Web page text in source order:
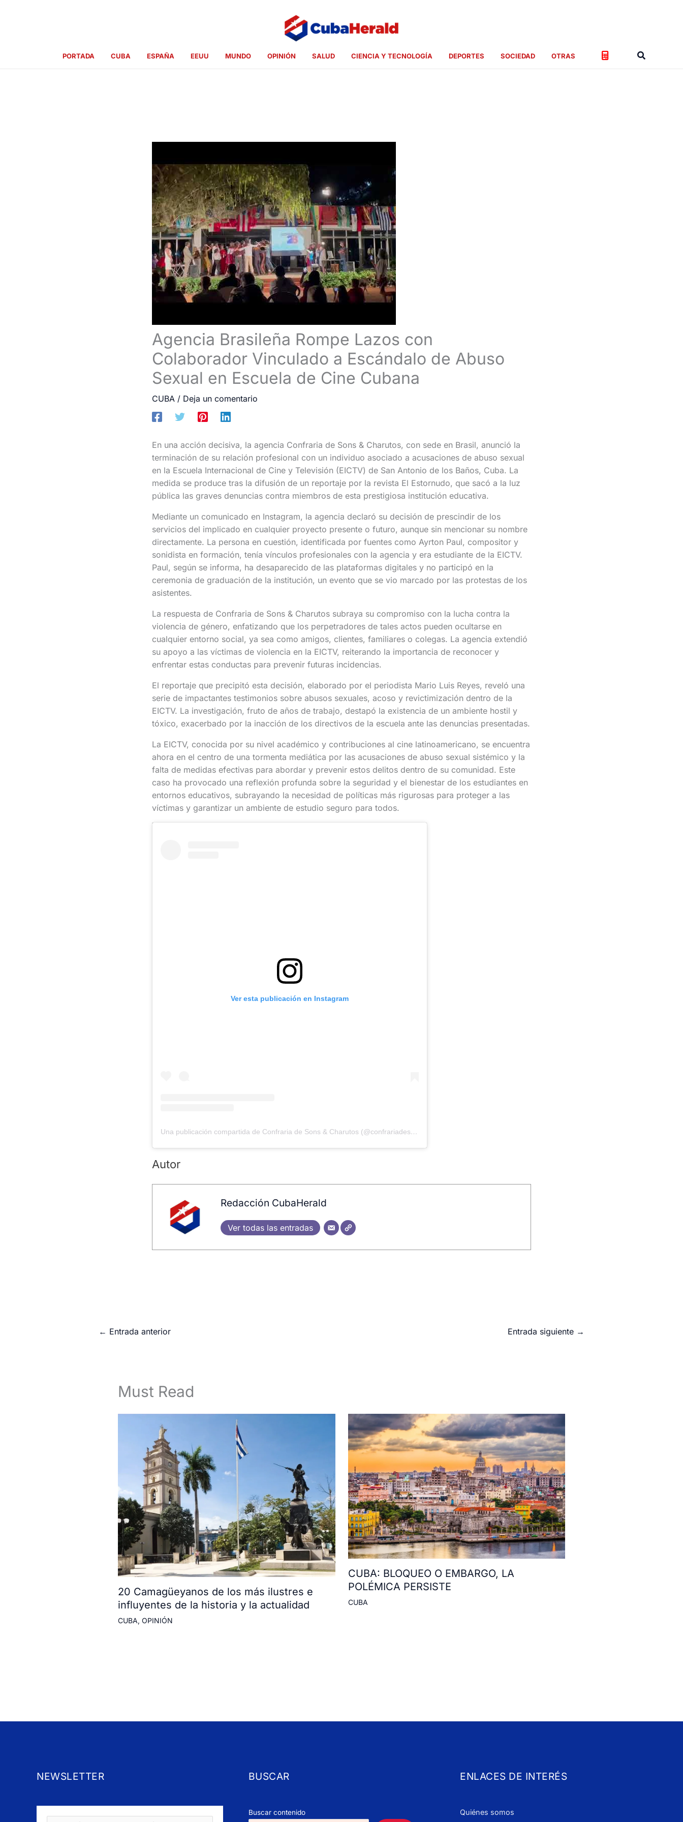
PORTADA CUBA ESPAÑA EEUU MUNDO OPINIÓN SALUD CIENCIA Y TECNOLOGÍA DEPORTES SOCIEDAD OTRAS Buscar
Agencia Brasileña Rompe Lazos con
Colaborador Vinculado a Escándalo de Abuso
Sexual en Escuela de Cine Cubana
CUBA/ Deja un comentario
En una acción decisiva, la agencia Confraria de Sons & Charutos, con sede en Brasil, anunció la
terminación de su relación profesional con un individuo asociado a acusaciones de abuso sexual
en la Escuela Internacional de Cine y Televisión (EICTV) de San Antonio de los Baños, Cuba. La
medida se produce tras la difusión de un reportaje por la revista El Estornudo, que sacó a la luz
pública las graves denuncias contra miembros de esta prestigiosa institución educativa.
Mediante un comunicado en Instagram, la agencia declaró su decisión de prescindir de los
servicios del implicado en cualquier proyecto presente o futuro, aunque sin mencionar su nombre
directamente. La persona en cuestión, identificada por fuentes como Ayrton Paul, compositor y
sonidista en formación, tenía vínculos profesionales con la agencia y era estudiante de la EICTV.
Paul, según se informa, ha desaparecido de las plataformas digitales y no participó en la
ceremonia de graduación de la institución, un evento que se vio marcado por las protestas de los
asistentes.
La respuesta de Confraria de Sons & Charutos subraya su compromiso con la lucha contra la
violencia de género, enfatizando que los perpetradores de tales actos pueden ocultarse en
cualquier entorno social, ya sea como amigos, clientes, familiares o colegas. La agencia extendió
su apoyo a las víctimas de violencia en la EICTV, reiterando la importancia de reconocer y
enfrentar estas conductas para prevenir futuras incidencias.
El reportaje que precipitó esta decisión, elaborado por el periodista Mario Luis Reyes, reveló una
serie de impactantes testimonios sobre abusos sexuales, acoso y revictimización dentro de la
EICTV. La investigación, fruto de años de trabajo, destapó la existencia de un ambiente hostil y
tóxico, exacerbado por la inacción de los directivos de la escuela ante las denuncias presentadas.
La EICTV, conocida por su nivel académico y contribuciones al cine latinoamericano, se encuentra
ahora en el centro de una tormenta mediática por las acusaciones de abuso sexual sistémico y la
falta de medidas efectivas para abordar y prevenir estos delitos dentro de su comunidad. Este
caso ha provocado una reflexión profunda sobre la seguridad y el bienestar de los estudiantes en
entornos educativos, subrayando la necesidad de políticas más rigurosas para proteger a las
víctimas y garantizar un ambiente de estudio seguro para todos.
Ver esta publicación en Instagram
Una publicación compartida de Confraria de Sons & Charutos (@confrariadesons)
Autor
Redacción CubaHerald
Ver todas las entradas
← Entrada anterior Entrada siguiente →
Must Read
20 Camagüeyanos de los más ilustres e
influyentes de la historia y la actualidad
CUBA, OPINIÓN
CUBA: BLOQUEO O EMBARGO, LA
POLÉMICA PERSISTE
CUBA
NEWSLETTER BUSCAR
Buscar contenido
ENLACES DE INTERÉS
Quiénes somos